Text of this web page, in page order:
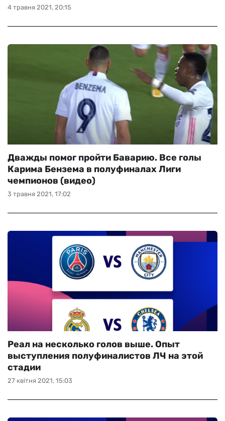
4 травня 2021, 20:15
3 травня 2021, 17:02
Дважды помог пройти Баварию. Все голы
Карима Бензема в полуфиналах Лиги
чемпионов (видео)
27 квітня 2021, 15:03
Реал на несколько голов выше. Опыт
выступления полуфиналистов ЛЧ на этой
стадии